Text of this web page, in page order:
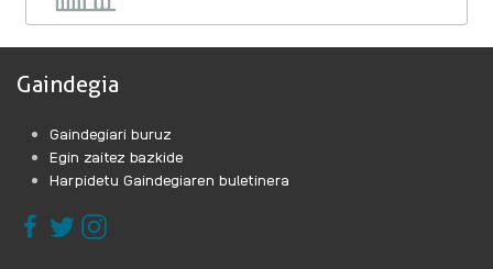
Gaindegia
Gaindegiari buruz
Egin zaitez bazkide
Harpidetu Gaindegiaren buletinera